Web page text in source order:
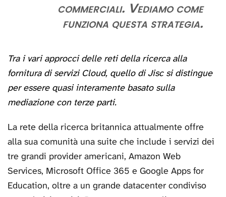
commerciali. Vediamo come
funziona questa strategia.
Tra i vari approcci delle reti della ricerca alla
fornitura di servizi Cloud, quello di Jisc si distingue
per essere quasi interamente basato sulla
mediazione con terze parti.
La rete della ricerca britannica attualmente offre
alla sua comunità una suite che include i servizi dei
tre grandi provider americani, Amazon Web
Services, Microsoft Office 365 e Google Apps for
Education, oltre a un grande datacenter condiviso